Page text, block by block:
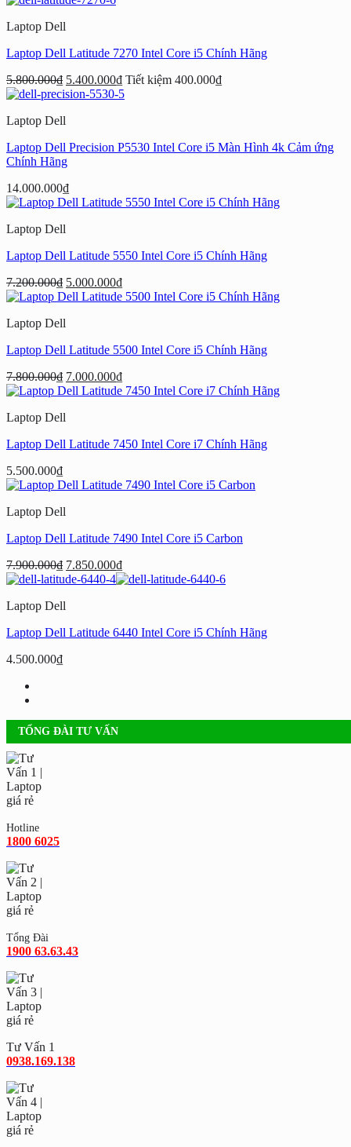
2.400.000₫.
Laptop Dell
Laptop Dell Latitude 7270 Intel Core i5 Chính Hãng
5.800.000₫ 5.400.000₫ Tiết kiệm 400.000₫
Laptop Dell
Laptop Dell Precision P5530 Intel Core i5 Màn Hình 4k Cảm ứng
Chính Hãng
14.000.000₫
Laptop Dell
Laptop Dell Latitude 5550 Intel Core i5 Chính Hãng
7.200.000₫ Giá
gốc
7.200.000₫.
5.000.000₫Giá
hiện
Laptop Dell
Laptop Dell Latitude 5500 Intel Core i5 Chính Hãng
7.800.000₫ Giá
gốc
7.800.000₫.
7.000.000₫Giá
hiện
Laptop Dell
Laptop Dell Latitude 7450 Intel Core i7 Chính Hãng
5.500.000₫
Laptop Dell
Laptop Dell Latitude 7490 Intel Core i5 Carbon
7.900.000₫ Giá
gốc
7.900.000₫.
7.850.000₫Giá
hiện
Laptop Dell
Laptop Dell Latitude 6440 Intel Core i5 Chính Hãng
4.500.000₫
TỔNG ĐÀI TƯ VẤN
Hotline
1800 6025
Tổng Đài
1900 63.63.43
Tư Vấn 1
0938.169.138